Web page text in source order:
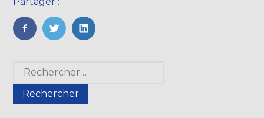
FaceBook
TwitterLinkedIn
Blog
sidebar
Rechercher :